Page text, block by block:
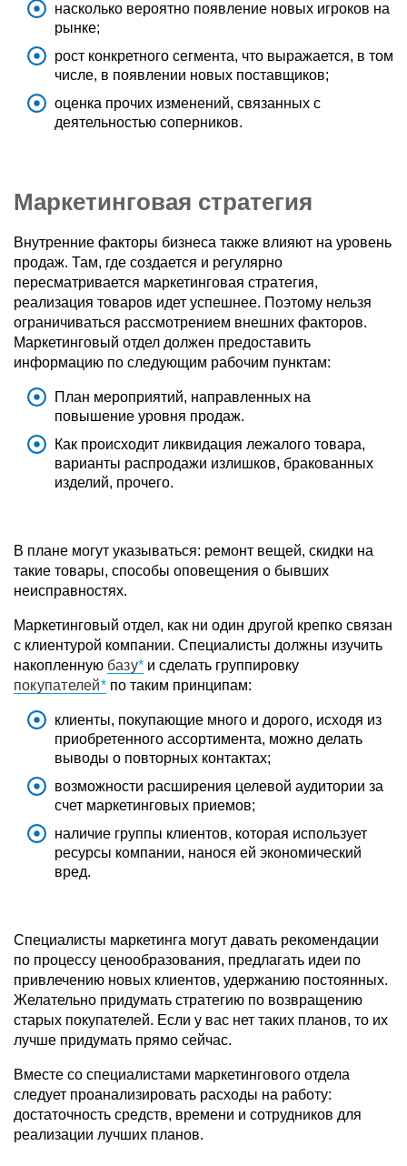
насколько вероятно появление новых игроков на
рынке;
рост конкретного сегмента, что выражается, в том
числе, в появлении новых поставщиков;
оценка прочих изменений, связанных с
деятельностью соперников.
Маркетинговая стратегия
Внутренние факторы бизнеса также влияют на уровень
продаж. Там, где создается и регулярно
пересматривается маркетинговая стратегия,
реализация товаров идет успешнее. Поэтому нельзя
ограничиваться рассмотрением внешних факторов.
Маркетинговый отдел должен предоставить
информацию по следующим рабочим пунктам:
План мероприятий, направленных на
повышение уровня продаж.
Как происходит ликвидация лежалого товара,
варианты распродажи излишков, бракованных
изделий, прочего.
В плане могут указываться: ремонт вещей, скидки на
такие товары, способы оповещения о бывших
неисправностях.
Маркетинговый отдел, как ни один другой крепко связан
с клиентурой компании. Специалисты должны изучить
накопленную базу
и сделать группировку
покупателей по таким принципам:
клиенты, покупающие много и дорого, исходя из
приобретенного ассортимента, можно делать
выводы о повторных контактах;
возможности расширения целевой аудитории за
счет маркетинговых приемов;
наличие группы клиентов, которая использует
ресурсы компании, нанося ей экономический
вред.
Специалисты маркетинга могут давать рекомендации
по процессу ценообразования, предлагать идеи по
привлечению новых клиентов, удержанию постоянных.
Желательно придумать стратегию по возвращению
старых покупателей. Если у вас нет таких планов, то их
лучше придумать прямо сейчас.
Вместе со специалистами маркетингового отдела
следует проанализировать расходы на работу:
достаточность средств, времени и сотрудников для
реализации лучших планов.